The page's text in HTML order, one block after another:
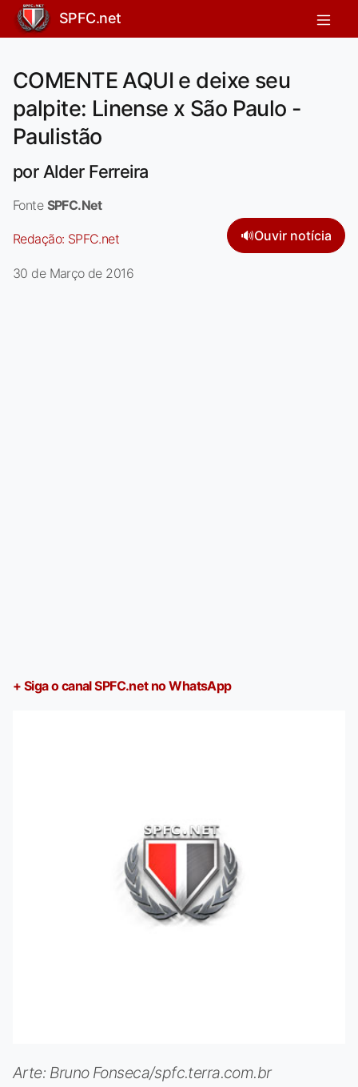
SPFC.net
COMENTE AQUI e deixe seu
palpite: Linense x São Paulo -
Paulistão
por Alder Ferreira
Fonte SPFC.Net
Redação: SPFC.net 🔊Ouvir notícia
30 de Março de 2016
+ Siga o canal SPFC.net no WhatsApp
Arte: Bruno Fonseca/spfc.terra.com.br